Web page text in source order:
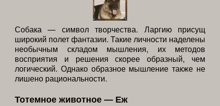
Собака — символ творчества. Ларгию присущ
широкий полет фантазии. Такие личности наделены
необычным складом мышления, их методов
восприятия и решения скорее образный, чем
логический. Однако образное мышление также не
лишено рациональности.
Тотемное животное — Еж